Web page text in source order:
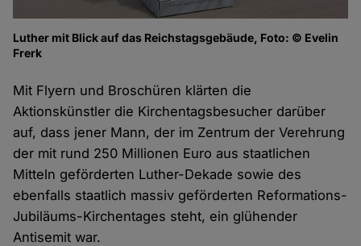
Luther mit Blick auf das Reichstagsgebäude, Foto: © Evelin
Frerk
Mit Flyern und Broschüren klärten die
Aktionskünstler die Kirchentagsbesucher darüber
auf, dass jener Mann, der im Zentrum der Verehrung
der mit rund 250 Millionen Euro aus staatlichen
Mitteln geförderten Luther-Dekade sowie des
ebenfalls staatlich massiv geförderten Reformations-
Jubiläums-Kirchentages steht, ein glühender
Antisemit war.